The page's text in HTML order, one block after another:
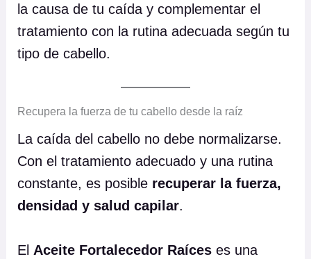
la causa de tu caída y complementar el
tratamiento con la rutina adecuada según tu
tipo de cabello.
Recupera la fuerza de tu cabello desde la raíz
La caída del cabello no debe normalizarse.
Con el tratamiento adecuado y una rutina
constante, es posible recuperar la fuerza,
densidad y salud capilar.
El Aceite Fortalecedor Raíces es una